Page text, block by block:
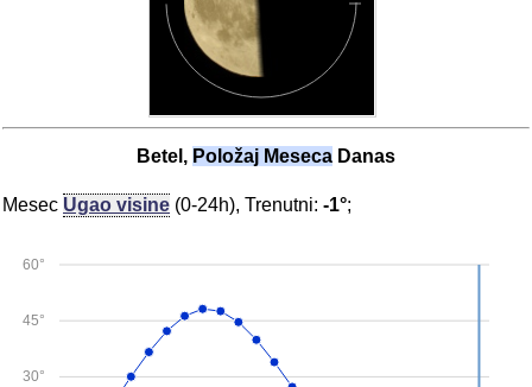
Betel, Položaj Meseca Danas
Mesec Ugao visine (0-24h), Trenutni: -1°;
30°
45°
60°